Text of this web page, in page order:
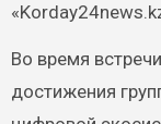
Во время
достижения